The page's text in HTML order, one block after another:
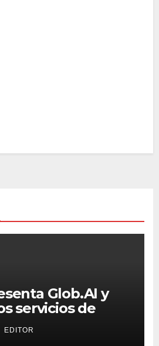
Glob.AI y
servicios de
la era de la IA
EDITOR